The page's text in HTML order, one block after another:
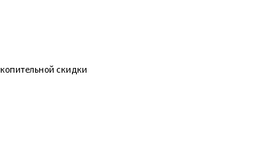
скидки